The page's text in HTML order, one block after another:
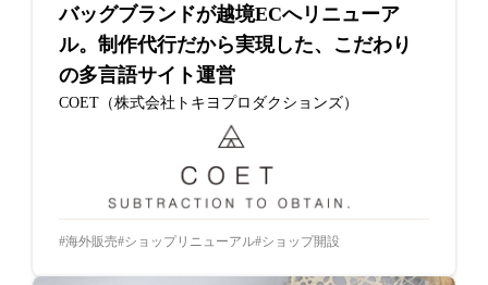
バッグブランドが越境ECへリニューア
ル。制作代行だから実現した、こだわり
の多言語サイト運営
COET（株式会社トキヨプロダクションズ）
海外販売 ショップリニューアル ショップ開設